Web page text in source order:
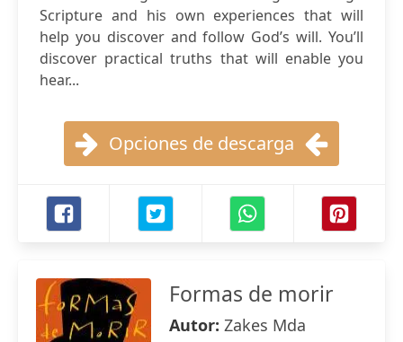
Scripture and his own experiences that will
help you discover and follow God’s will. You’ll
discover practical truths that will enable you
hear...
Opciones de descarga
Formas de morir
Autor: Zakes Mda